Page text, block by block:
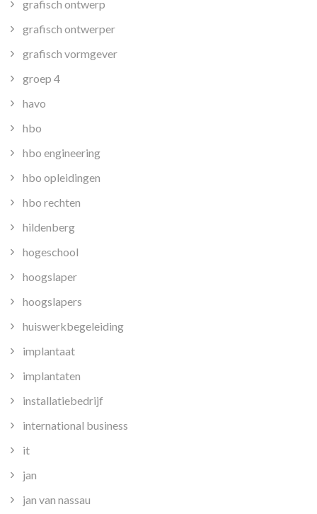
grafisch ontwerp
grafisch ontwerper
grafisch vormgever
groep 4
havo
hbo
hbo engineering
hbo opleidingen
hbo rechten
hildenberg
hogeschool
hoogslaper
hoogslapers
huiswerkbegeleiding
implantaat
implantaten
installatiebedrijf
international business
it
jan
jan van nassau